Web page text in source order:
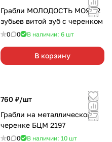
Грабли МОЛОДОСТЬ МОЯ 12
зубьев витой зуб с черенком
0 0 В наличии: 6 шт
В корзину
760 ₽/шт
Грабли на металлическом
черенке БЦМ 2197
0 0 В наличии: 10 шт